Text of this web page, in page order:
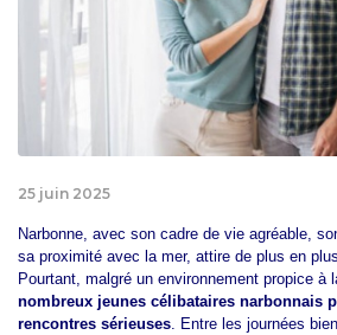
25 juin 2025
Narbonne, avec son cadre de vie agréable,
sa proximité avec la mer, attire de plus en
Pourtant, malgré un environnement propice à
nombreux jeunes célibataires narbonnais
rencontres sérieuses . Entre les journées